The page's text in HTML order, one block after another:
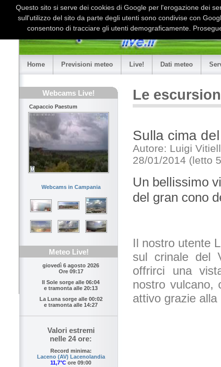
Home Previsioni meteo Live! Dati meteo
Webcams Live!
Capaccio Paestum
Webcams in Campania
Meteo Live!
giovedì 6 agosto 2026
Ore 09:17
Il Sole sorge alle 06:04
e tramonta alle 20:13
La Luna sorge alle 00:02
e tramonta alle 14:27
Valori estremi
nelle 24 ore:
Record minima:
Laceno (AV) Lacenolandia
11,7°C ore 09:00
Le
Sulla cima
Autore: Luigi
28/01/2014 (letto
Un bellissimo
del gran cono
Il nostro utente
sul crinale del
offrirci una
nostro vulcano,
attivo grazie
Questo sito si serve dei cookies di Google per l'erogazione dei
sull'utilizzo del sito da parte degli utenti sono condivise con
consentono di tracciare gli utenti demograficamente.